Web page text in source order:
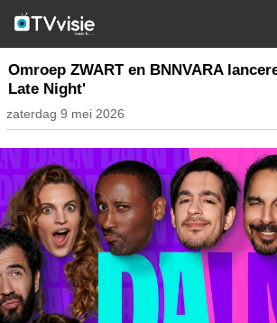
nieuws nederland
Omroep ZWART en BNNVARA
Late Night'
zaterdag 9 mei 2026